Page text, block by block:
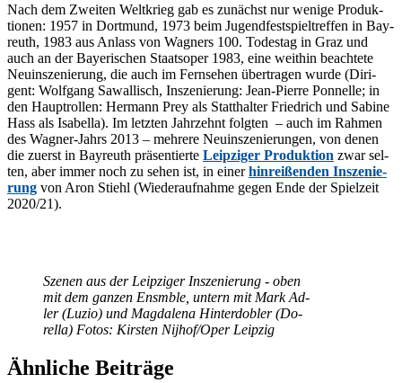
Nach dem Zwei­ten Welt­krieg gab es zu­nächst nur we­ni­ge Pro­duk­
tio­nen: 1957 in Dort­mund, 1973 beim Ju­gend­fest­spiel­tref­fen in Bay­
reuth, 1983 aus An­lass von Wag­ners 100. To­des­tag in Graz und
auch an der Baye­ri­schen Staats­oper 1983, eine weit­hin be­ach­te­te
Neu­in­sze­nie­rung, die auch im Fern­se­hen über­tra­gen wur­de (Di­ri­
gent: Wolf­gang Sa­wal­lisch, In­sze­nie­rung: Jean-Pierre Pon­nel­le; in
den Haupt­rol­len: Her­mann Prey als Statt­hal­ter Fried­rich und Sa­bi­ne
Hass als Isa­bel­la). Im letz­ten Jahr­zehnt folg­ten – auch im Rah­men
des Wag­ner-Jahrs 2013 – meh­re­re Neu­in­sze­nie­run­gen, von de­nen
die zu­erst in Bay­reuth prä­sen­tier­te Leip­zi­ger Pro­duk­ti­on zwar sel­
ten, aber im­mer noch zu se­hen ist, in ei­nerhin­rei­ßen­den In­sze­nie­
rung von Aron Stiehl (Wie­der­auf­nah­me ge­gen Ende der Spiel­zeit
2020/21).
Sze­nen aus der Leip­zi­ger In­sze­nie­rung - oben
mit dem gan­zen Ensmble, un­tern mit Mark Ad­
ler (Lu­zio) und Mag­da­le­na Hin­terd­o­bler (Do­
rel­la) Fo­tos: Kirs­ten Nijhof/​Oper Leipzig
Ähnliche Beiträge